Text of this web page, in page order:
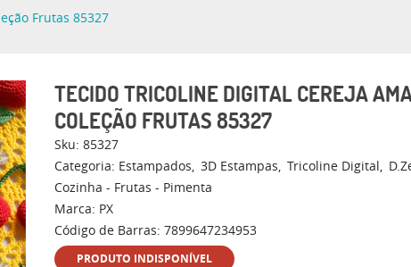
Frutas 85327
TECIDO TRICOLINE DIGITAL CEREJA
COLEÇÃO FRUTAS 85327
Sku: 85327
Categoria: Estampados 3D Estampas Tricoline Digital
Cozinha - Frutas - Pimenta
Marca: PX
Código de Barras: 7899647234953
PRODUTO INDISPONÍVEL